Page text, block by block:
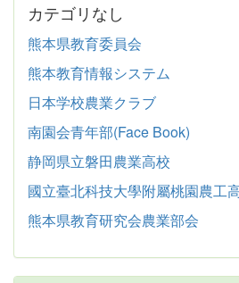
カテゴリなし
熊本県教育委員会
熊本教育情報システム
日本学校農業クラブ
南園会青年部(Face Book)
静岡県立磐田農業高校
國立臺北科技大學附屬桃園農工
熊本県教育研究会農業部会